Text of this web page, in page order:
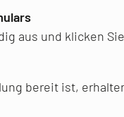
aus und klicken
bereit ist,